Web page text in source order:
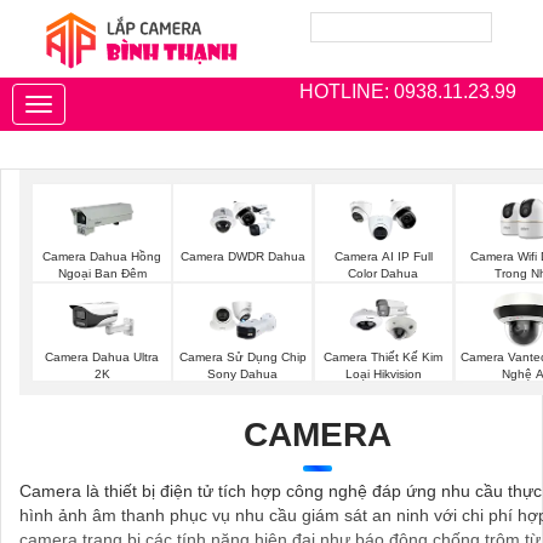
HOTLINE: 0938.11.23.99
Toggle
navigation
Camera Dahua Hồng
Ngoại Ban Đêm
Camera DWDR Dahua
Camera AI IP Full
Color Dahua
Camera Wifi
Trong
Camera Dahua Ultra
2K
Camera Sử Dụng Chip
Sony Dahua
Camera Thiết Kế Kim
Loại Hikvision
Camera
Nghệ
CAMERA
Camera là thiết bị điện tử tích hợp công nghệ đáp ứng nhu cầu
hình ảnh âm thanh phục vụ nhu cầu giám sát an ninh với chi phí